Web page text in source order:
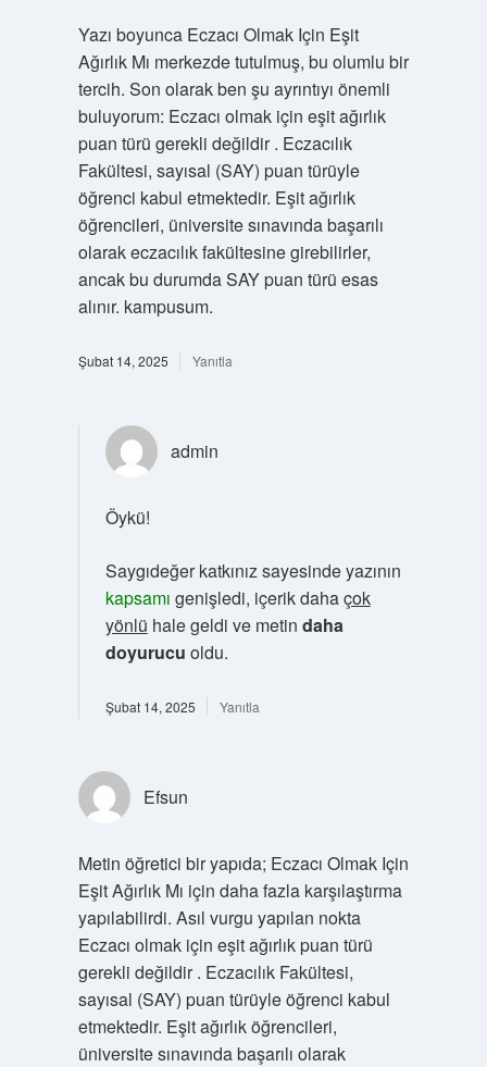
Yazı boyunca Eczacı Olmak Için Eşit
Ağırlık Mı merkezde tutulmuş, bu olumlu bir
tercih. Son olarak ben şu ayrıntıyı önemli
buluyorum: Eczacı olmak için eşit ağırlık
puan türü gerekli değildir . Eczacılık
Fakültesi, sayısal (SAY) puan türüyle
öğrenci kabul etmektedir. Eşit ağırlık
öğrencileri, üniversite sınavında başarılı
olarak eczacılık fakültesine girebilirler,
ancak bu durumda SAY puan türü esas
alınır. kampusum.
Şubat 14, 2025 Yanıtla
admin
Öykü!
Saygıdeğer katkınız sayesinde yazının
kapsamı genişledi, içerik dahaçok
yönlü hale geldi ve metin daha
doyurucu oldu.
Şubat 14, 2025 Yanıtla
Efsun
Metin öğretici bir yapıda; Eczacı Olmak Için
Eşit Ağırlık Mı için daha fazla karşılaştırma
yapılabilirdi. Asıl vurgu yapılan nokta
Eczacı olmak için eşit ağırlık puan türü
gerekli değildir . Eczacılık Fakültesi,
sayısal (SAY) puan türüyle öğrenci kabul
etmektedir. Eşit ağırlık öğrencileri,
üniversite sınavında başarılı olarak